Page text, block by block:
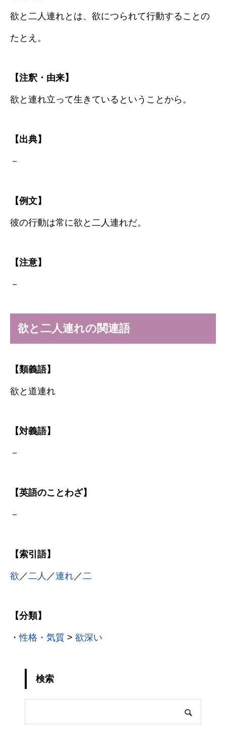
欲と二人連れとは、欲につられて行動することの
たとえ。
【注釈・由来】
欲と連れ立って生きているということから。
【出典】
－
【例文】
彼の行動は常に欲と二人連れだ。
【注意】
－
欲と二人連れの関連語
【類義語】
欲と道連れ
【対義語】
－
【英語のことわざ】
－
【索引語】
欲 ／二人 ／連れ／二
【分類】
・性格・気質 > 欲深い
検索